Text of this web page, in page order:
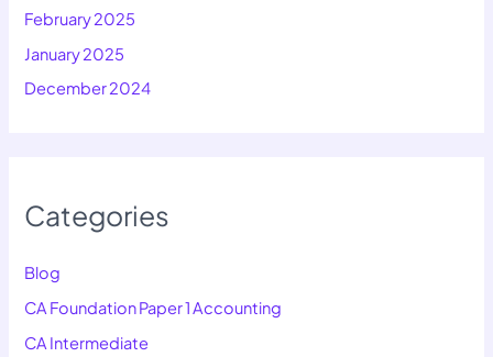
February 2025
January 2025
December 2024
Categories
Blog
CA Foundation Paper 1 Accounting
CA Intermediate